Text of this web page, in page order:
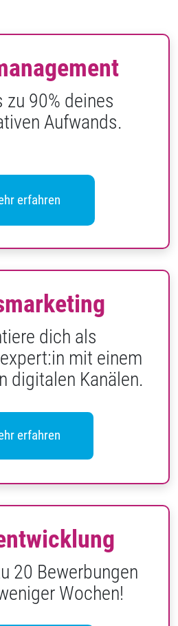
zu 90% deines
Aufwands.
erfahren
dich als
mit einem
digitalen Kanälen.
erfahren
20 Bewerbungen
Wochen!